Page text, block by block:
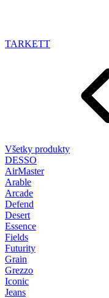
TARKETT
Všetky produkty
DESSO
AirMaster
Arable
Arcade
Defend
Desert
Essence
Fields
Futurity
Grain
Grezzo
Iconic
Jeans